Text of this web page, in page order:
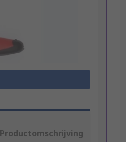
Productomschrijving